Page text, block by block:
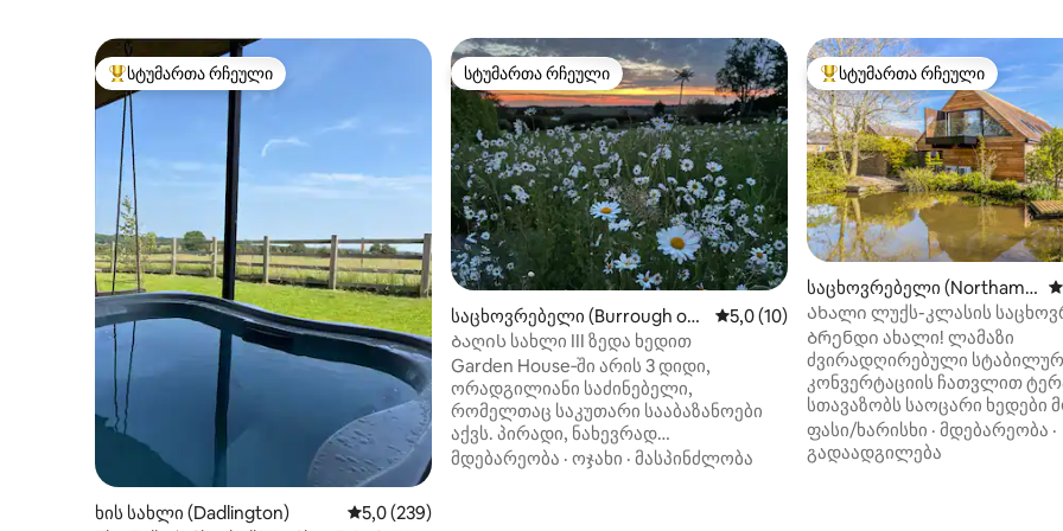
სტუმართა რჩეული მოწინავე ვარიანტი
სტუმართა რჩეული
ხის სახლი (Dadlington) საშუალო შეფასებაა 5‑დან 5,0, 239 მიმოხილვა
5,0 (239)
სტუმართა რჩეული
სტუმართა რჩეული
საცხოვრებელი (Burrough on
the Hill)
საშუალო შეფასებაა 5‑დან 5,0, 10
5,0 (10)
Ბაღის სახლი III ზედა ხედით
Garden House‑ში არის 3 დიდი,
ორადგილიანი საძინებელი,
რომელთაც საკუთარი სააბაზანოები
აქვს. პირადი, ნახევრად
განცალკევებული, ერთსართულიანი,
მდებარეობა · ოჯახი · მასპინძლობა
სტუმართა რჩეული მოწინავე
სტუმართა რჩეული
საცხოვრებელი (Northamp
tonshire)
Ახალი ლუქს-კლასის
სოფლად განსაცვიფრებელი
Ბრენდი ახალი! ლამაზი
ძვირადღირებული
კონვერტაციის ჩათვლით
სთავაზობს საოცარი ხედები
ქალაქგარეთ. • ნეტარი სიმშვიდე •
მარტივი წვდომა A14, M1 და M6-
ფასი/ხარისხი · მდებარეობა ·
გადაადგილება